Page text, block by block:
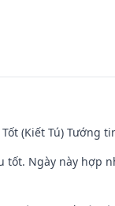
(Kiết Tú) Tướng
tốt. Ngày này hợp